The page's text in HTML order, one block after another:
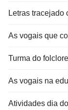
Letras tracejado
As vogais que
Turma do
As vogais na
Atividades dia